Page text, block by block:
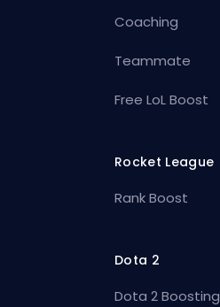
Coaching
Teammate
Free LoL Boost
Rocket League
Rank Boost
Dota 2
Dota 2 Boosting